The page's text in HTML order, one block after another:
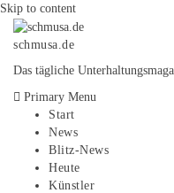
Skip to content
schmusa.de
Das tägliche
Primary Menu
Start
News
Blitz-News
Heute
Künstler